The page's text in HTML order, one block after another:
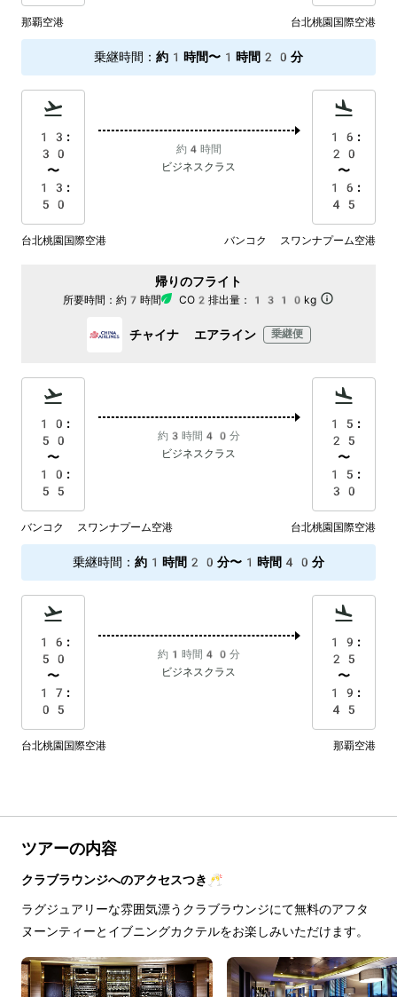
那覇空港 台北桃園国際空港
乗継時間 ： 約1時間〜1時間20分
13:
30
〜
13:
50
約4時間
ビジネスクラス
16:
20
〜
16:
45
台北桃園国際空港 バンコク スワンナプーム空港
帰りのフライト
所要時間： 約7時間 CO2排出量： 1310kg
チャイナ エアライン 乗継便
10:
50
〜
10:
55
約3時間40分
ビジネスクラス
15:
25
〜
15:
30
バンコク スワンナプーム空港 台北桃園国際空港
乗継時間 ： 約1時間20分〜1時間40分
16:
50
〜
17:
05
約1時間40分
ビジネスクラス
19:
25
〜
19:
45
台北桃園国際空港 那覇空港
ツアーの内容
クラブラウンジへのアクセスつき🥂
ラグジュアリーな雰囲気漂うクラブラウンジにて無料のアフタ
ヌーンティーとイブニングカクテルをお楽しみいただけます。